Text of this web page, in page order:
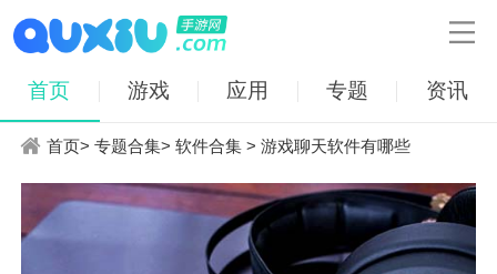

首页 游戏 应用 专题 资讯
首页>专题合集>软件合集 > 游戏聊天软件有哪些